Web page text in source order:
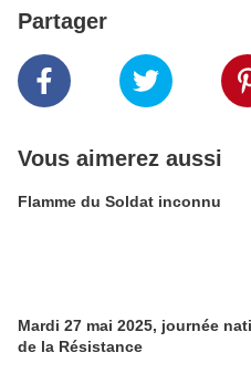
Partager
Vous aimerez aussi
Flamme du Soldat inconnu
Mardi 27 mai 2025, journée
de la Résistance